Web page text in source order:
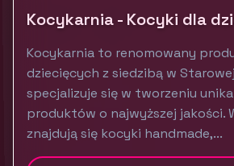
Kocykarnia - Kocyki dla
Kocykarnia to renomowany
dziecięcych z siedzibą w
specjalizuje się w tworzeniu
produktów o najwyższej jakości.
znajdują się kocyki handmade,...